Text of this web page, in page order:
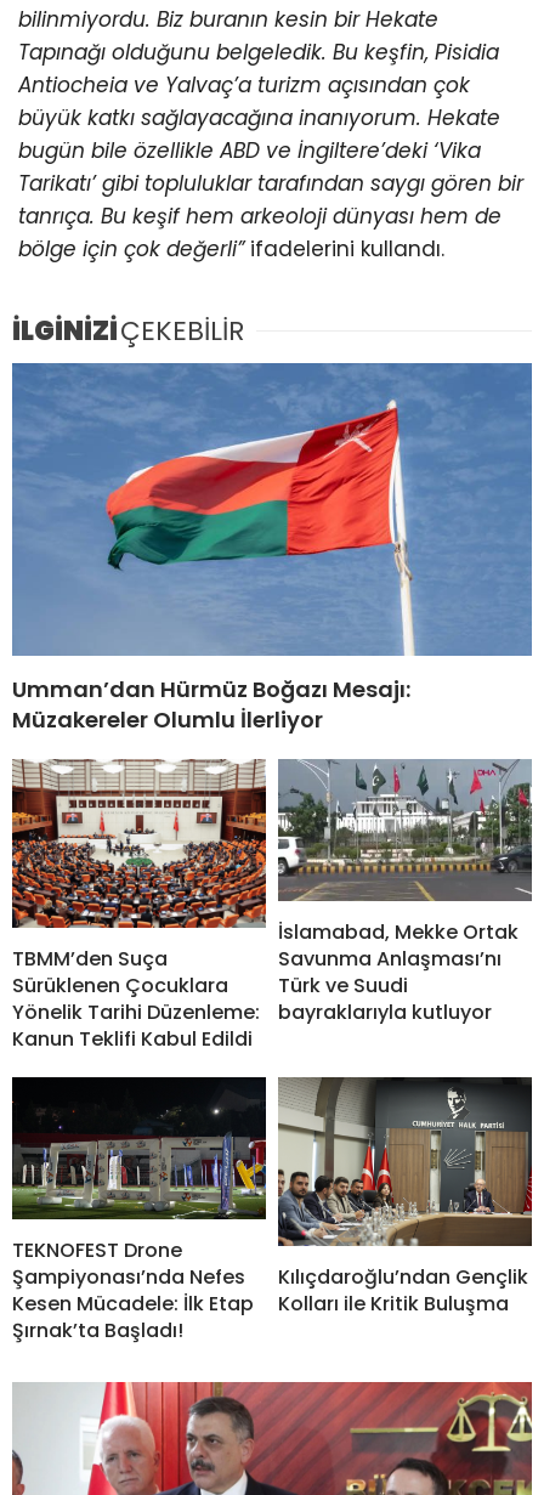
bilinmiyordu. Biz buranın kesin bir Hekate
Tapınağı olduğunu belgeledik. Bu keşfin, Pisidia
Antiocheia ve Yalvaç’a turizm açısından çok
büyük katkı sağlayacağına inanıyorum. Hekate
bugün bile özellikle ABD ve İngiltere’deki ‘Vika
Tarikatı’ gibi topluluklar tarafından saygı gören bir
tanrıça. Bu keşif hem arkeoloji dünyası hem de
bölge için çok değerli”ifadelerini kullandı.
İLGİNİZİÇEKEBİLİR
Umman’dan Hürmüz Boğazı Mesajı:
Müzakereler Olumlu İlerliyor
TBMM’den Suça
Sürüklenen Çocuklara
Yönelik Tarihi Düzenleme:
Kanun Teklifi Kabul Edildi
İslamabad, Mekke Ortak
Savunma Anlaşması’nı
Türk ve Suudi
bayraklarıyla kutluyor
TEKNOFEST Drone
Şampiyonası’nda Nefes
Kesen Mücadele: İlk Etap
Şırnak’ta Başladı!
Kılıçdaroğlu’ndan Gençlik
Kolları ile Kritik Buluşma